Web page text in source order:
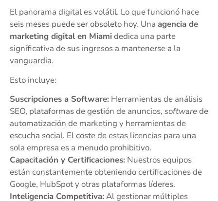
El panorama digital es volátil. Lo que funcionó hace
seis meses puede ser obsoleto hoy. Una agencia de
marketing digital en Miamidedica una parte
significativa de sus ingresos a mantenerse a la
vanguardia.
Esto incluye:
Suscripciones a Software: Herramientas de análisis
SEO, plataformas de gestión de anuncios, softwarede
automatización de marketing y herramientas de
escucha social. El coste de estas licencias para una
sola empresa es a menudo prohibitivo.
Capacitación y Certificaciones: Nuestros equipos
están constantemente obteniendo certificaciones de
Google, HubSpot y otras plataformas líderes.
Inteligencia Competitiva:Al gestionar múltiples